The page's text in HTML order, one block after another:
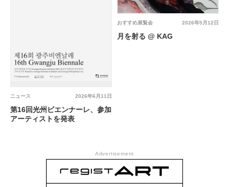
2026年6月11日
ニュース
第16回光州ビエンナーレ、参加
アーティストを発表
2026年5月12日
おすすめ展覧会
月を射る @ KAG
Advertisement